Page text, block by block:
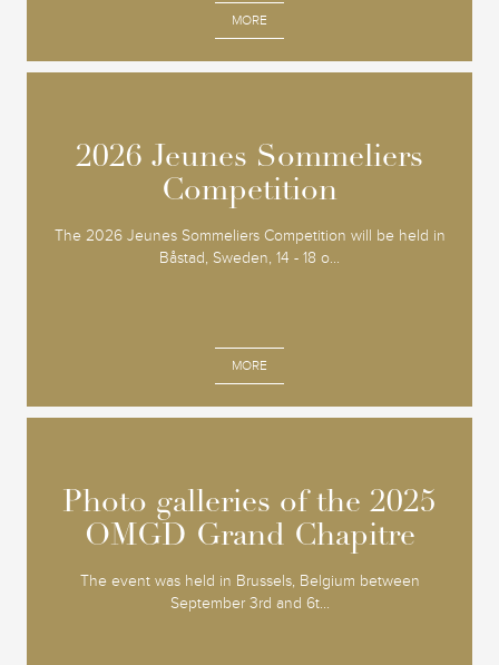
MORE
2026 Jeunes Sommeliers
Competition
The 2026 Jeunes Sommeliers Competition will be held in
Båstad, Sweden, 14 - 18 o...
MORE
2026 Jeunes Sommeliers
Competition
Photo galleries of the 2025
OMGD Grand Chapitre
The event was held in Brussels, Belgium between
September 3rd and 6t...
Photo galleries of the 2025
OMGD Grand Chapitre